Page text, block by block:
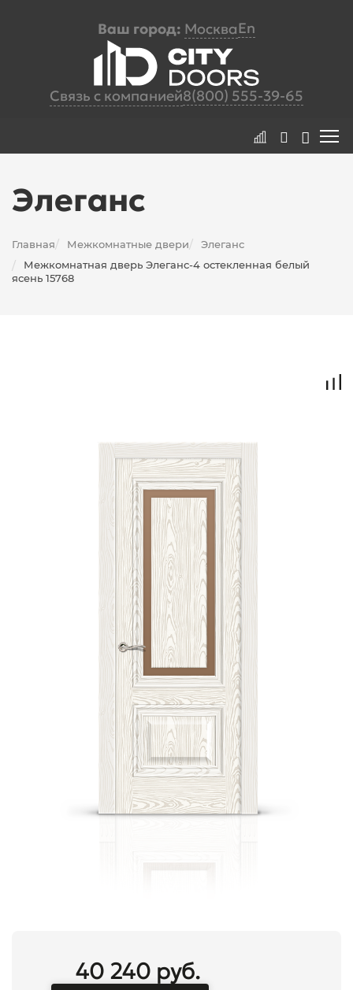
Ваш город: МоскваEn
Связь с компанией8(800) 555-39-65
Элеганс
Главная/ Межкомнатные двери/ Элеганс
/
Межкомнатная дверь Элеганс-4 остекленная белый
ясень 15768
40 240 руб.